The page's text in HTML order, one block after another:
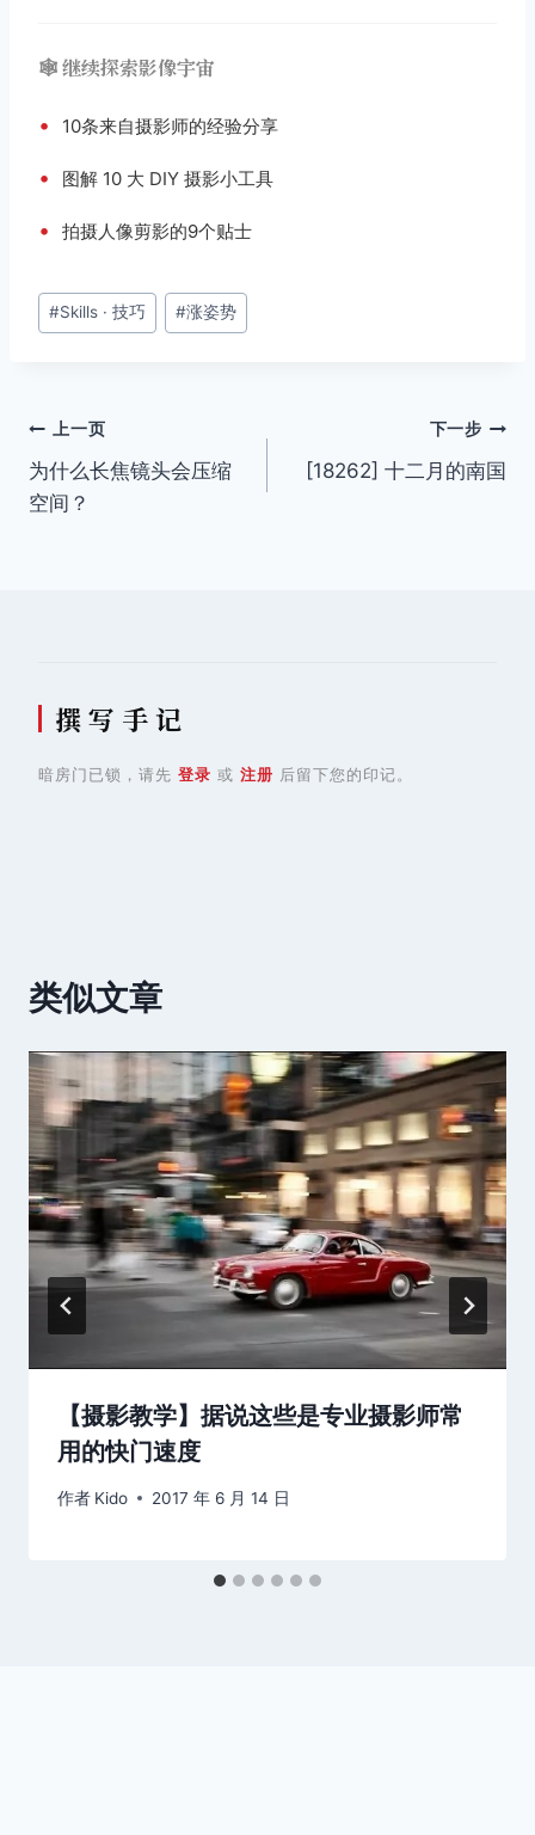
🕸️ 继续探索影像宇宙
• 10条来自摄影师的经验分享
• 图解 10 大 DIY 摄影小工具
• 拍摄人像剪影的9个贴士
文
章
#Skills · 技巧 #涨姿势
文
章
上一页
为什么长焦镜头会压缩
空间？
下一步
[18262] 十二月的南国
撰 写 手 记
暗房门已锁，请先 登录 或 注册 后留下您的印记。
类似文章
【摄影教学】据说这些是专业摄影师常
用的快门速度
作者 Kido 2017 年 6 月 14 日